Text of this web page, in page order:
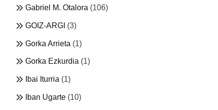
Gabriel M. Otalora (106)
GOIZ-ARGI (3)
Gorka Arrieta (1)
Gorka Ezkurdia (1)
Ibai Iturria (1)
Iban Ugarte (10)